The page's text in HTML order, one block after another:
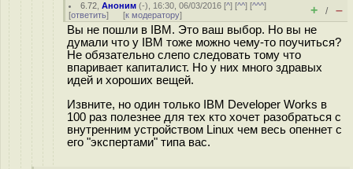
6.72 ,Аноним (-), 16:30, 06/03/2016 [^] [^^] [^^^]
[ответить] [к модератору] + / –
Вы не пошли в IBM. Это ваш выбор. Но вы не
думали что у IBM тоже можно чему-то поучиться?
Не обязательно слепо следовать тому что
впаривает капиталист. Но у них много здравых
идей и хороших вещей.
Извните, но один только IBM Developer Works в
100 раз полезнее для тех кто хочет разобраться с
внутренним устройством Linux чем весь опеннет с
его "экспертами" типа вас.